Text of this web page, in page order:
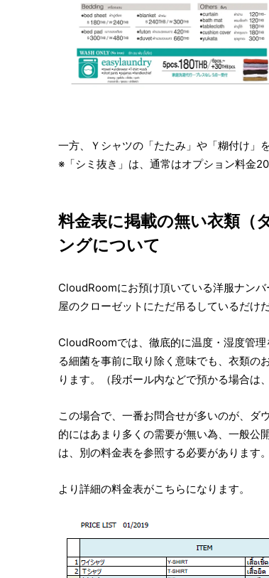
一方、Ｙシャツの「たたみ」や「糊付け」
※「シミ抜き」は、通常はオプション料金
料金表に掲載の無い衣類（
ングについて
CloudRoomにお預け頂いている洋服ナン
屋のクローゼットにただ吊るしているだけ
CloudRoomでは、徹底的に温度・湿度管
る細菌を事前に取り除く意味でも、衣類
ります。（段ボール内などで預かる場合は
この場合で、一番お問合せが多いのが、ダ
的にはあまり多くの需要が無い為、一般公
は、別の料金表を参照する必要があります。
より詳細の料金表がこちらになります。